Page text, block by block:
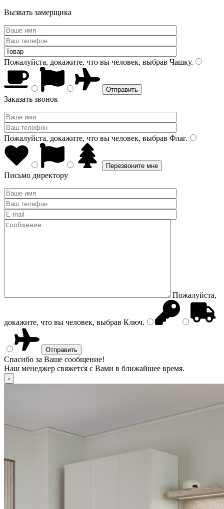
Вызвать замерщика
Пожалуйста, докажите, что вы человек, выбрав Чашку.
Заказать звонок
Пожалуйста, докажите, что вы человек, выбрав Флаг.
Письмо директору
Пожалуйста,
докажите, что вы человек, выбрав Ключ.
Спасибо за Ваше сообщение!
Наш менеджер свяжется с Вами в ближайшее время.